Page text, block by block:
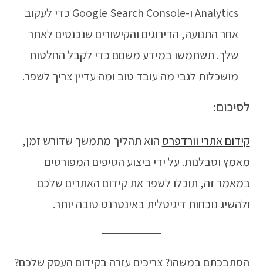
Analytics ו-Google Search Console כדי לעקוב
אחר התנועה, הדירוגים והקישורים שנכנסים לאתר
שלך. תשתמשו במידע משםם כדי לקבל החלטות
מושכלות לגבי מה עובד טוב ומה עדיין צריך לשפר.
לסיכום:
קידום אתרי וורדפרס הוא תהליך מתמשך שדורש זמן,
מאמץ וסבלנות. על ידי ביצוע הטיפים המפורטים
במאמר זה, תוכלו לשפר את קידום האתרים שלכם
ולהשיג נוכחות דיגיטלית באינטרנט טובה יותר.
הסתבכתם במשהו? צריכים עזרה בקידום העסק שלכם?